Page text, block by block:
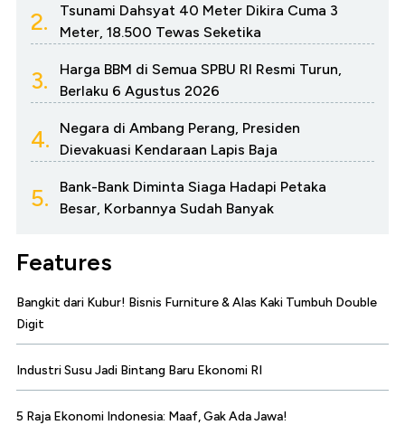
2.
Tsunami Dahsyat 40 Meter Dikira Cuma 3
Meter, 18.500 Tewas Seketika
3.
Harga BBM di Semua SPBU RI Resmi Turun,
Berlaku 6 Agustus 2026
4.
Negara di Ambang Perang, Presiden
Dievakuasi Kendaraan Lapis Baja
5.
Bank-Bank Diminta Siaga Hadapi Petaka
Besar, Korbannya Sudah Banyak
Features
Bangkit dari Kubur! Bisnis Furniture & Alas Kaki Tumbuh Double
Digit
Industri Susu Jadi Bintang Baru Ekonomi RI
5 Raja Ekonomi Indonesia: Maaf, Gak Ada Jawa!